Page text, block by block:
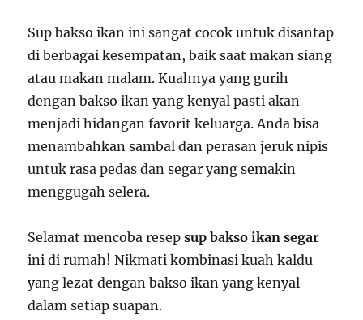
Sup bakso ikan ini sangat cocok untuk disantap
di berbagai kesempatan, baik saat makan siang
atau makan malam. Kuahnya yang gurih
dengan bakso ikan yang kenyal pasti akan
menjadi hidangan favorit keluarga. Anda bisa
menambahkan sambal dan perasan jeruk nipis
untuk rasa pedas dan segar yang semakin
menggugah selera.
Selamat mencoba resepsup bakso ikan segar
ini di rumah! Nikmati kombinasi kuah kaldu
yang lezat dengan bakso ikan yang kenyal
dalam setiap suapan.